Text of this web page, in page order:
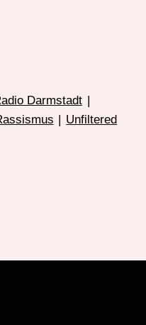
Darmstadt
Unfiltered